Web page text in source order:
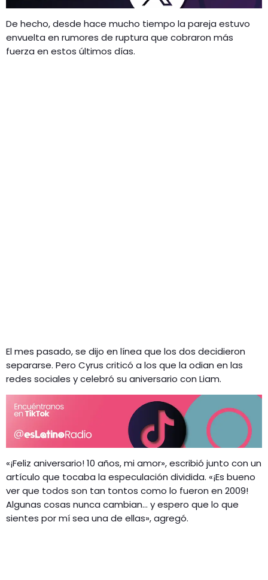
De hecho, desde hace mucho tiempo la pareja estuvo
envuelta en rumores de ruptura que cobraron más
fuerza en estos últimos días.
El mes pasado, se dijo en línea que los dos decidieron
separarse. Pero Cyrus criticó a los que la odian en las
redes sociales y celebró su aniversario con Liam.
«¡Feliz aniversario! 10 años, mi amor», escribió junto con un
artículo que tocaba la especulación dividida. «¡Es bueno
ver que todos son tan tontos como lo fueron en 2009!
Algunas cosas nunca cambian… y espero que lo que
sientes por mí sea una de ellas», agregó.